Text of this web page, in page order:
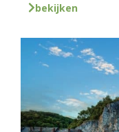
bekijken